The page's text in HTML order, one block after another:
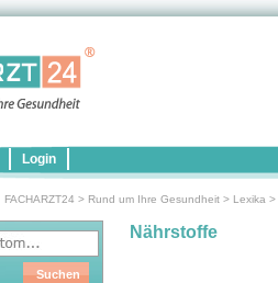
Login
FACHARZT24 > Rund um Ihre Gesundheit > Lexika >
Nährstoffe